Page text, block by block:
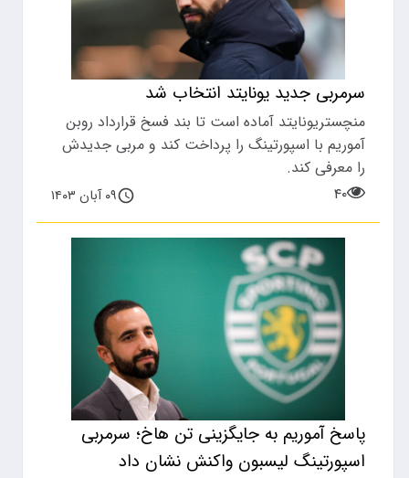
سرمربی جدید یونایتد انتخاب شد
منچستریونایتد آماده است تا بند فسخ قرارداد روبن
آموریم با اسپورتینگ را پرداخت کند و مربی جدیدش
را معرفی کند.
۴۰
۰۹ آبان ۱۴۰۳
پاسخ آموریم به جایگزینی تن‌ هاخ؛ سرمربی
اسپورتینگ لیسبون واکنش نشان داد